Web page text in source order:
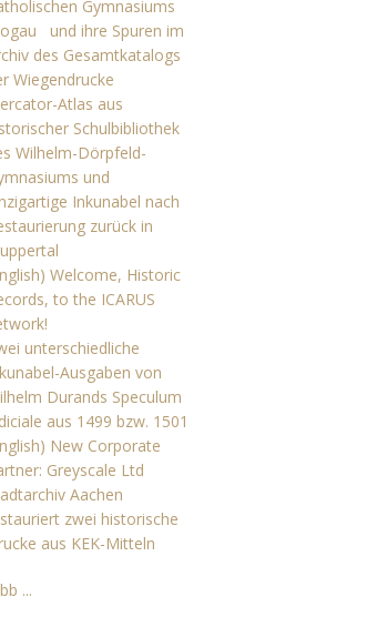
Gymnasiums
und ihre Spuren im
des Gesamtkatalogs
Wiegendrucke
Atlas aus
Schulbibliothek
Wilhelm-Dörpfeld-
und
Inkunabel nach
zurück in
Welcome, Historic
to the ICARUS
unterschiedliche
Ausgaben von
Durands Speculum
aus 1499 bzw. 1501
New Corporate
Greyscale Ltd
Aachen
zwei historische
aus KEK-Mitteln
...